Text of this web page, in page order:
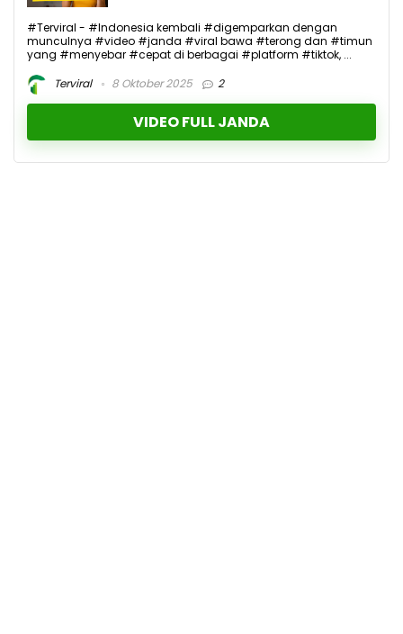
#Terviral - #Indonesia kembali #digemparkan dengan
munculnya #video #janda #viral bawa #terong dan #timun
yang #menyebar #cepat di berbagai #platform #tiktok, ...
Terviral
8 Oktober 2025 2
VIDEO FULL JANDA